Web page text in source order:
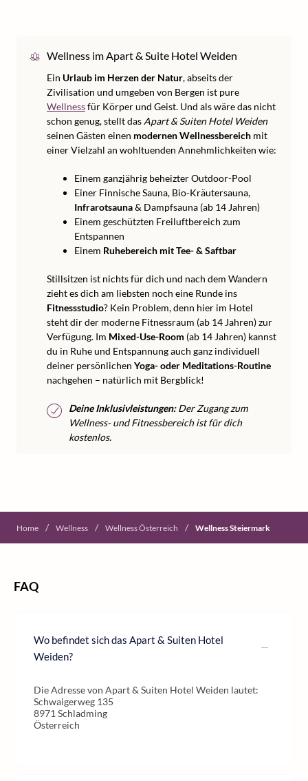
Wellness im Apart & Suite Hotel Weiden
Ein Urlaub im Herzen der Natur, abseits der
Zivilisation und umgeben von Bergen ist pure
Wellnessfür Körper und Geist. Und als wäre das nicht
schon genug, stellt das Apart & Suiten Hotel Weiden
seinen Gästen einen modernen Wellnessbereich mit
einer Vielzahl an wohltuenden Annehmlichkeiten wie:
Einem ganzjährig beheizter Outdoor-Pool
Einer Finnische Sauna, Bio-Kräutersauna,
Infrarotsauna& Dampfsauna (ab 14 Jahren)
Einem geschützten Freiluftbereich zum
Entspannen
Einem Ruhebereich mit Tee- & Saftbar
Stillsitzen ist nichts für dich und nach dem Wandern
zieht es dich am liebsten noch eine Runde ins
Fitnessstudio? Kein Problem, denn hier im Hotel
steht dir der moderne Fitnessraum (ab 14 Jahren) zur
Verfügung. Im Mixed-Use-Room (ab 14 Jahren) kannst
du in Ruhe und Entspannung auch ganz individuell
deiner persönlichen Yoga- oder Meditations-Routine
nachgehen – natürlich mit Bergblick!
Deine Inklusivleistungen:Der Zugang zum
Wellness- und Fitnessbereich ist für dich
kostenlos.
Home / Wellness / Wellness Österreich / Wellness Steiermark
FAQ
Wo befindet sich das Apart & Suiten Hotel
Weiden?
Die Adresse von Apart & Suiten Hotel Weiden lautet:
Schwaigerweg 135
8971 Schladming
Österreich